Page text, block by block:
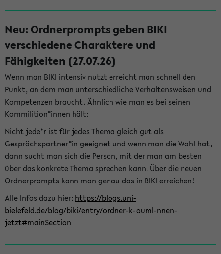
Neu: Ordnerprompts geben BIKI
verschiedene Charaktere und
Fähigkeiten (27.07.26)
Wenn man BIKI intensiv nutzt erreicht man schnell den
Punkt, an dem man unterschiedliche Verhaltensweisen und
Kompetenzen braucht. Ähnlich wie man es bei seinen
Kommilition*innen hält:
Nicht jede*r ist für jedes Thema gleich gut als
Gesprächspartner*in geeignet und wenn man die Wahl hat,
dann sucht man sich die Person, mit der man am besten
über das konkrete Thema sprechen kann. Über die neuen
Ordnerprompts kann man genau das in BIKI erreichen!
Alle Infos dazu hier: https://blogs.uni-
bielefeld.de/blog/biki/entry/ordner-k-ouml-nnen-
jetzt#mainSection